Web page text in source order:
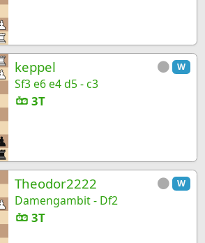
keppel W
Sf3 e6 e4 d5 - c3
3T
Theodor2222 W
Damengambit - Df2
3T